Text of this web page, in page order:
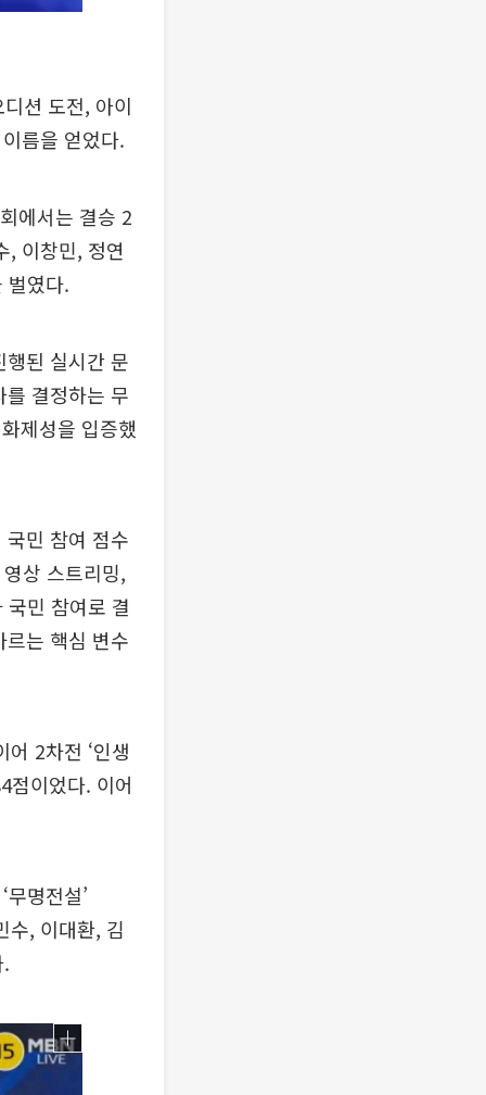
션 도전, 아이
름을 얻었다.
에서는 결승 2
, 이창민, 정연
벌였다.
된 실시간 문
결정하는 무
제성을 입증했
민 참여 점수
상 스트리밍,
민 참여로 결
는 핵심 변수
2차전 ‘인생
점이었다. 이어
명전설’
수, 이대환, 김